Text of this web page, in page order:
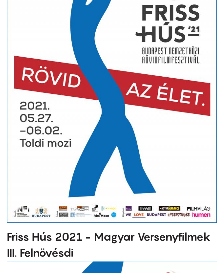
Friss Hús 2021 - Magyar Versenyfilmek
III. Felnövésdi